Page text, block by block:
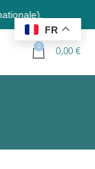
0 0,00 €
FR